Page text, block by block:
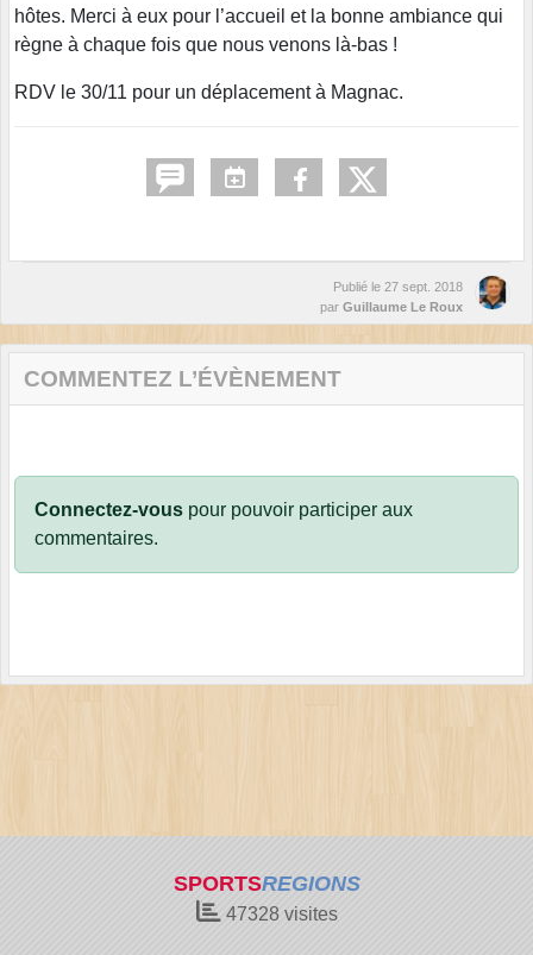
hôtes. Merci à eux pour l’accueil et la bonne ambiance qui
règne à chaque fois que nous venons là-bas !
RDV le 30/11 pour un déplacement à Magnac.
Publié le 27 sept. 2018
par Guillaume Le Roux
COMMENTEZ L’ÉVÈNEMENT
Connectez-vous pour pouvoir participer aux
commentaires.
SPORTSREGIONS
47328visites